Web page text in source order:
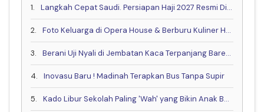
1. Langkah Cepat Saudi. Persiapan Haji 2027 Resmi Dimulai Lebih Awal
2. Foto Keluarga di Opera House & Berburu Kuliner Halal yang Lagi Hits di Sydney
3. Berani Uji Nyali di Jembatan Kaca Terpanjang Bareng Keluarga?
4. Inovasu Baru ! Madinah Terapkan Bus Tanpa Supir
5. Kado Libur Sekolah Paling 'Wah' yang Bikin Anak Betah!